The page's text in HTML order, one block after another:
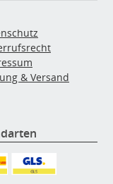
& Versand